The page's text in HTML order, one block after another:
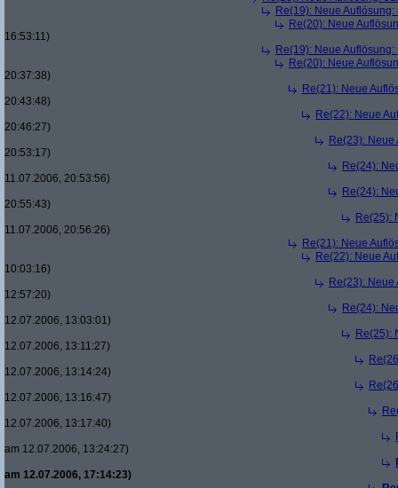
Re(19): Neue
Re(20): Neue
16:53:11)
Re(19): Neue
Re(20): Neue
20:37:38)
Re(21): Neue
20:43:48)
Re(22): Neue
20:46:27)
Re(23):
20:53:17)
Re(24):
11.07.2006, 20:53:56)
Re(24):
20:55:43)
Re(25):
11.07.2006, 20:56:26)
Re(21): Neue
Re(22): Neue
10:03:16)
Re(23):
12:57:20)
Re(24):
12.07.2006, 13:03:01)
Re(25):
12.07.2006, 13:11:27)
12.07.2006, 13:14:24)
12.07.2006, 13:16:47)
12.07.2006, 13:17:40)
am 12.07.2006, 13:24:27)
am 12.07.2006, 17:14:23)